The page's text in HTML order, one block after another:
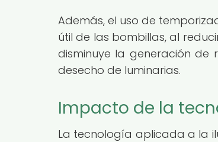
Además, el uso de
útil de las bombillas, al
disminuye la generación
desecho de luminarias.
Impacto de la
La tecnología aplicada a la